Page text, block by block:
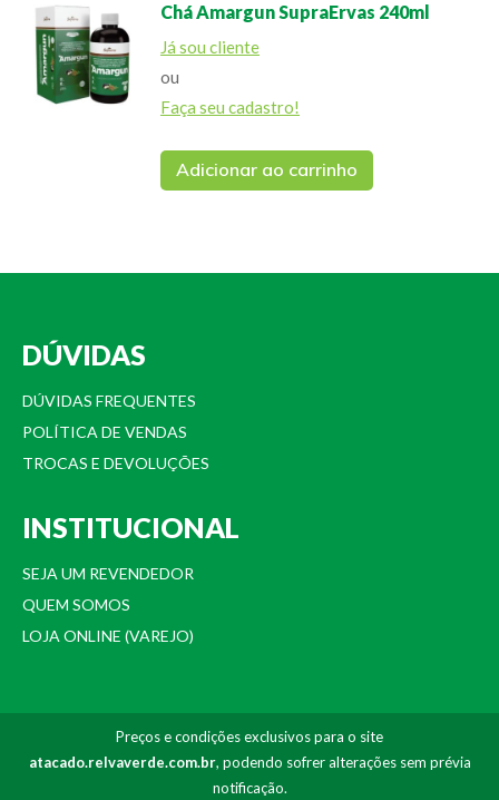
Chá Amargun SupraErvas 240ml
Já sou cliente
ou
Faça seu cadastro!
Adicionar ao carrinho
DÚVIDAS
DÚVIDAS FREQUENTES
POLÍTICA DE VENDAS
TROCAS E DEVOLUÇÕES
INSTITUCIONAL
SEJA UM REVENDEDOR
QUEM SOMOS
LOJA ONLINE (VAREJO)
Preços e condições exclusivos para o site
atacado.relvaverde.com.br, podendo sofrer alterações sem prévia
notificação.